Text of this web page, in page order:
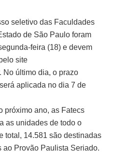
seletivo das Faculdades
de São Paulo foram
feira (18) e devem
site
No último dia, o prazo
aplicada no dia 7 de
próximo ano, as Fatecs
as unidades de todo o
total, 14.581 são destinadas
ao Provão Paulista Seriado.